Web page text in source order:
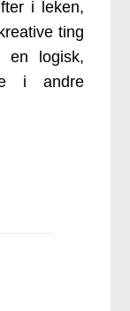
i leken,
ting
en logisk,
i andre